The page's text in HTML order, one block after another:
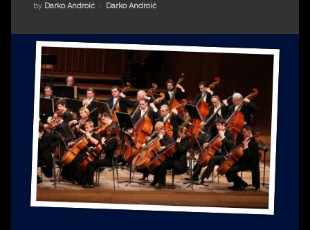
Impressum
Milenko Strižak
Drugi autori
Drugi autori
Matea Andrić
Ljiljana Lekanić-Kljaić
Željko Krznarić
Mario Lovreković
Miroslav Šantek
by Darko Androić Kategorije:
Darko Androić